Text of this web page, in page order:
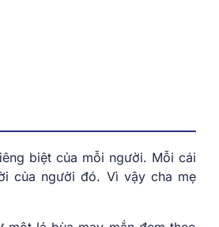
biệt của mỗi người. Mỗi cái
của người đó. Vì vậy cha mẹ